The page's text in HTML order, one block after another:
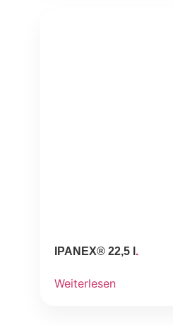
IPANEX® 22,5 l
Weiterlesen